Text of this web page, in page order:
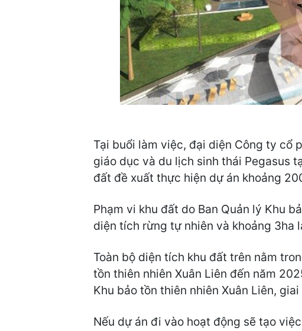
Tại buổi làm việc, đại diện Công ty cổ
giáo dục và du lịch sinh thái Pegasus
đất đề xuất thực hiện dự án khoảng
Phạm vi khu đất do Ban Quản lý Khu
diện tích rừng tự nhiên và khoảng 3ha
Toàn bộ diện tích khu đất trên nằm
tồn thiên nhiên Xuân Liên đến năm
Khu bảo tồn thiên nhiên Xuân Liên,
Nếu dự án đi vào hoạt động sẽ tạo